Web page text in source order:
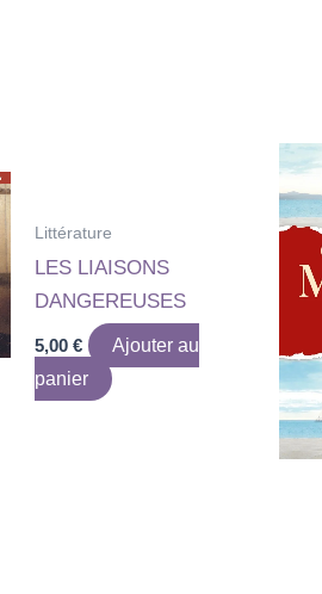
Littérature
LES LIAISONS
DANGEREUSES
5,00€
Ajouter au
panier